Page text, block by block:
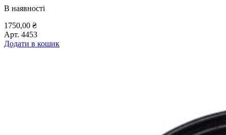
В наявності
1750,00 ₴
Арт. 4453
Додати в кошик